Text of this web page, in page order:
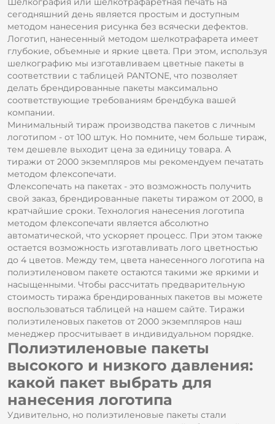
сегодняшний день является простым и доступным
методом нанесения рисунка без всячески дефектов.
Логотип, нанесенный методом шелкотрафарета имеет
глубокие, объемные и яркие цвета. При этом, используя
шелкографию мы изготавливаем цветные пакеты в
соответствии с таблицей PANTONE, что позволяет
делать брендированные пакеты максимально
соответствующие требованиям брендбука вашей
компании.
Минимальный тираж производства пакетов с личным
логотипом - от 100 штук. Но помните, чем больше тираж,
тем дешевле выходит цена за единицу товара. А
тиражи от 2000 экземпляров мы рекомендуем печатать
методом флексопечати.
Флексопечать на пакетах - это возможность получить
свой заказ, брендированные пакеты тиражом от 2000, в
кратчайшие сроки. Технология нанесения логотипа
методом флексопечати является абсолютно
автоматической, что ускоряет процесс. При этом также
остается возможность изготавливать лого цветностью
до 4 цветов. Между тем, цвета нанесенного логотипа на
полиэтиленовом пакете остаются такими же яркими и
насыщенными. Чтобы рассчитать предварительную
стоимость тиража брендированных пакетов вы можете
воспользоваться таблицей на нашем сайте. Тиражи
полиэтиленовых пакетов от 2000 экземпляров наш
менеджер просчитывает в индивидуальном порядке.
Полиэтиленовые пакеты
высокого и низкого давления:
какой пакет выбрать для
нанесения логотипа
Удивительно, но полиэтиленовые пакеты стали